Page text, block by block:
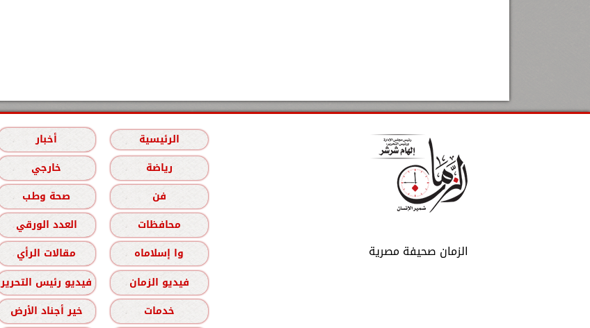
الزمان صحيفة مصرية
الرئيسية أخبار
رياضة
خارجي
فن
صحة وطب
محافظات
العدد الورقي
وا إسلاماه
مقالات الرأي
فيديو الزمان
فيديو رئيس التحرير
خدمات
خير أجناد الأرض